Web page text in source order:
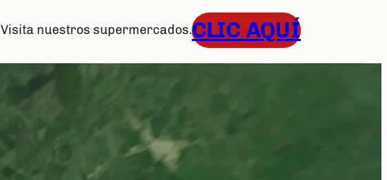
Visita nuestros supermercados.CLIC AQUÍ